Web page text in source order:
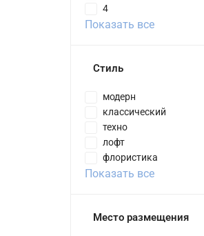
4
Показать все
Стиль
модерн
классический
техно
лофт
флористика
Показать все
Место размещения